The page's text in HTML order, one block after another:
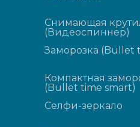
Снимающая
(Видеоспиннер)
Заморозка (Bullet
Компактная
(Bullet time smart)
Селфи-зеркало